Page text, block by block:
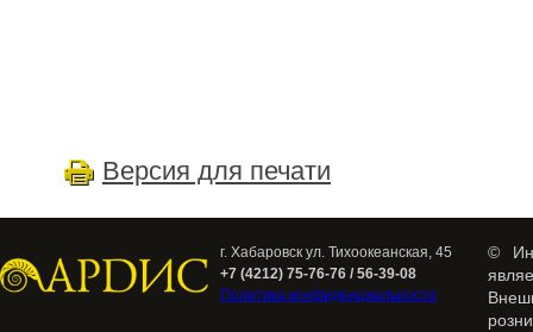
Версия для печати
г. Хабаровск ул. Тихоокеанская, 45
+7 (4212) 75-76-76 / 56-39-08
Политика конфиденциальности
©